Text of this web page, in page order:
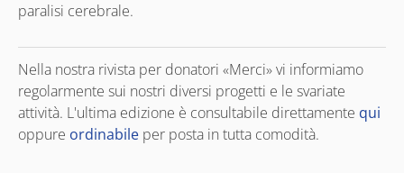
paralisi cerebrale.
Nella nostra rivista per donatori «Merci» vi informiamo
regolarmente sui nostri diversi progetti e le svariate
attività. L'ultima edizione è consultabile direttamente qui
oppure ordinabile per posta in tutta comodità.